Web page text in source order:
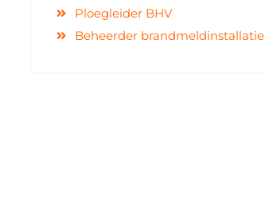
Ploegleider BHV
Beheerder brandmeldinstallatie